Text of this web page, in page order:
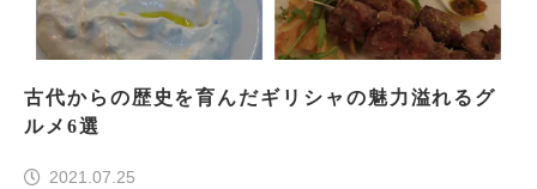
古代からの歴史を育んだギリシャの魅力溢れるグ
ルメ6選
2021.07.25